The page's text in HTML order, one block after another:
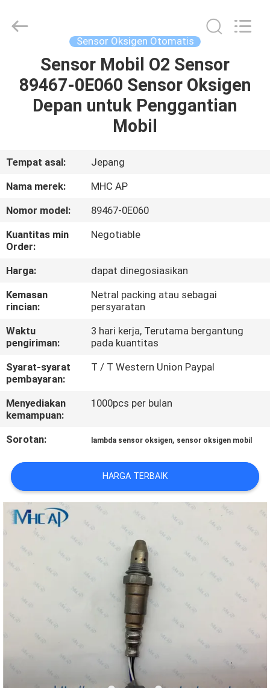
RUMAH
PRODUK
KAMI
PABRIK
KUALITAS
KAMI
PERMINTAAN
PENAWARAN
SITEMAP
PRIVACY
POLICY
Parts
Limited.
Sensor Oksigen Otomatis
Sensor Mobil O2 Sensor
89467-0E060 Sensor Oksigen
Depan untuk Penggantian
Mobil
Tempat asal:
Jepang
Nama merek:
MHC AP
Nomor model:
89467-0E060
Kuantitas min
Order:
Negotiable
Harga:
dapat dinegosiasikan
Kemasan
rincian:
Netral packing atau sebagai
persyaratan
Waktu
pengiriman:
3 hari kerja, Terutama bergantung
pada kuantitas
Syarat-syarat
pembayaran:
T / T Western Union Paypal
Menyediakan
kemampuan:
1000pcs per bulan
Sorotan: lambda sensor oksigen, sensor oksigen mobil
HARGA TERBAIK